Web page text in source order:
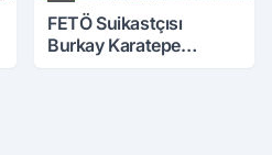
FETÖ Suikastçısı
Burkay Karatepe